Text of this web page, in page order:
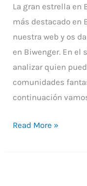
La gran estrella en
más destacado en
nuestra web y os
en Biwenger. En el
analizar quien
comunidades
continuación
Read More »